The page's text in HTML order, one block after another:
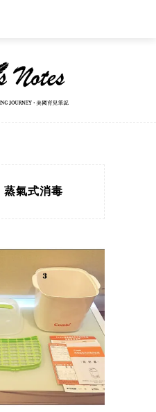
蒸氣式消毒